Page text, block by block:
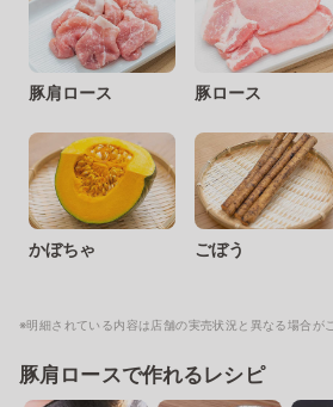
豚肩ロース 豚ロース
かぼちゃ ごぼう
※明細されている内容は店舗の実売状況と異なる場合が
豚肩ロースで作れるレシピ